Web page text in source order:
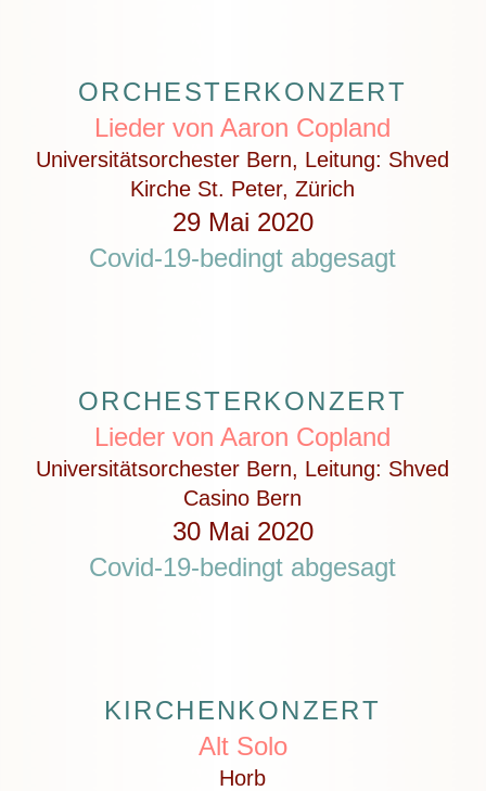
ORCHESTERKONZERT
Lieder von Aaron Copland
Universitätsorchester Bern, Leitung: Shved
Kirche St. Peter, Zürich
29 Mai 2020
Covid-19-bedingt abgesagt
ORCHESTERKONZERT
Lieder von Aaron Copland
Universitätsorchester Bern, Leitung: Shved
Casino Bern
30 Mai 2020
Covid-19-bedingt abgesagt
KIRCHENKONZERT
Alt Solo
Horb